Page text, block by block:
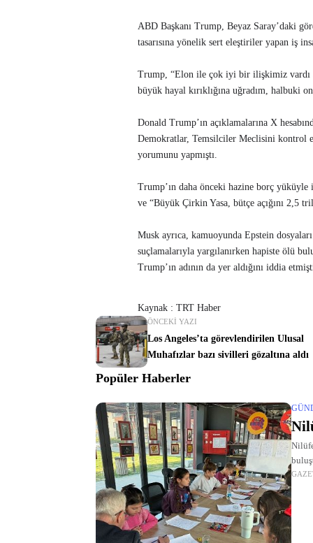
ABD Başkanı Trump, Beyaz Saray’daki
tasarısına yönelik sert eleştiriler yapan iş
Trump, “Elon ile çok iyi bir ilişkimiz vardı
büyük hayal kırıklığına uğradım, halbuki
Donald Trump’ın açıklamalarına X
Demokratlar, Temsilciler Meclisini kontrol
yorumunu yapmıştı.
Trump’ın daha önceki hazine borç
ve “Büyük Çirkin Yasa, bütçe açığını 2,5
Musk ayrıca, kamuoyunda Epstein
suçlamalarıyla yargılanırken hapiste ölü
Trump’ın adının da yer aldığını iddia
Kaynak : TRT Haber
ÖNCEKI YAZI
Los Angeles’ta görevlendirilen Ulusal
Muhafızlar bazı sivilleri gözaltına aldı
Popüler Haberler